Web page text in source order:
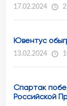
17.02.2024
Ювентус
13.02.2024
Спартак
Российской